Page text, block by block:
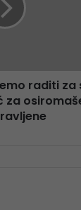
raditi za
za